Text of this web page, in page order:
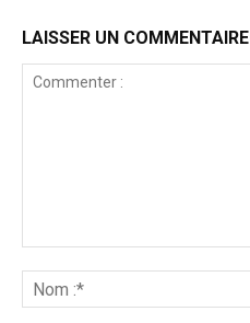
LAISSER UN COMMENTAIRE